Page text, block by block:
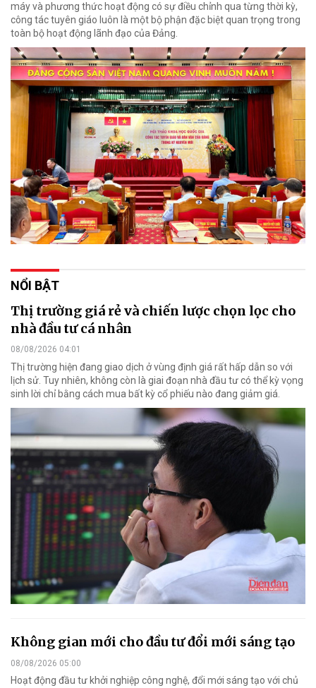
máy và phương thức hoạt động có sự điều chỉnh qua từng thời kỳ,
công tác tuyên giáo luôn là một bộ phận đặc biệt quan trọng trong
toàn bộ hoạt động lãnh đạo của Đảng.
NỔI BẬT
Thị trường giá rẻ và chiến lược chọn lọc cho
nhà đầu tư cá nhân
08/08/2026 04:01
Thị trường hiện đang giao dịch ở vùng định giá rất hấp dẫn so với
lịch sử. Tuy nhiên, không còn là giai đoạn nhà đầu tư có thể kỳ vọng
sinh lời chỉ bằng cách mua bất kỳ cổ phiếu nào đang giảm giá.
Không gian mới cho đầu tư đổi mới sáng tạo
08/08/2026 05:00
Hoạt động đầu tư khởi nghiệp công nghệ, đổi mới sáng tạo với chủ